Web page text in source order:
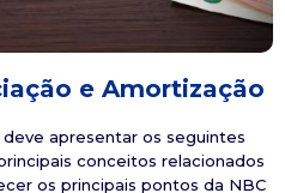
e Amortização
apresentar os seguintes
conceitos relacionados
os principais pontos da NBC